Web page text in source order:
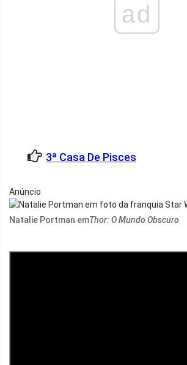
ad
3ª Casa De Pisces
Anúncio
Natalie Portman emThor: O Mundo Obscuro